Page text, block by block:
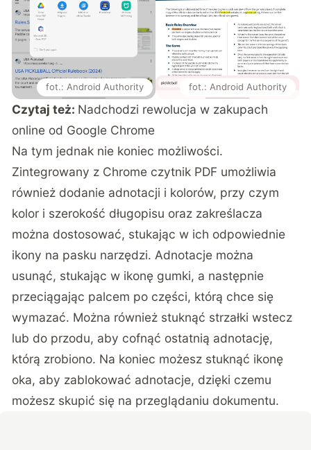
fot.: Android Authority fot.: Android Authority
Czytaj też: Nadchodzi rewolucja w zakupach
online od Google Chrome
Na tym jednak nie koniec możliwości.
Zintegrowany z Chrome czytnik PDF umożliwia
również dodanie adnotacji i kolorów, przy czym
kolor i szerokość długopisu oraz zakreślacza
można dostosować, stukając w ich odpowiednie
ikony na pasku narzędzi. Adnotacje można
usunąć, stukając w ikonę gumki, a następnie
przeciągając palcem po części, którą chce się
wymazać. Można również stuknąć strzałki wstecz
lub do przodu, aby cofnąć ostatnią adnotację,
którą zrobiono. Na koniec możesz stuknąć ikonę
oka, aby zablokować adnotacje, dzięki czemu
możesz skupić się na przeglądaniu dokumentu.